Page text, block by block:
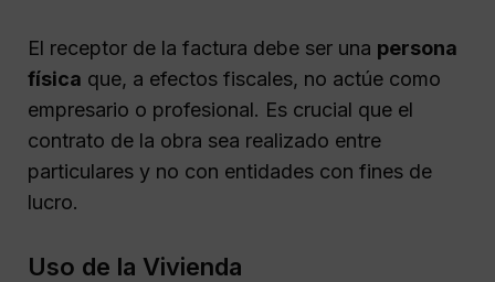
El receptor de la factura debe ser una persona
física que, a efectos fiscales, no actúe como
empresario o profesional. Es crucial que el
contrato de la obra sea realizado entre
particulares y no con entidades con fines de
lucro.
Uso de la Vivienda